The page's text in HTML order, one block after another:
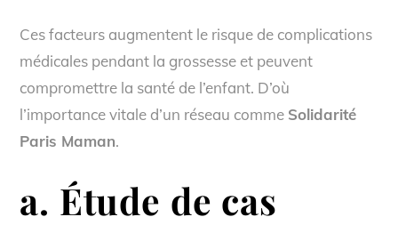
Ces facteurs augmentent le risque de complications
médicales pendant la grossesse et peuvent
compromettre la santé de l’enfant. D’où
l’importance vitale d’un réseau comme Solidarité
Paris Maman.
a. Étude de cas